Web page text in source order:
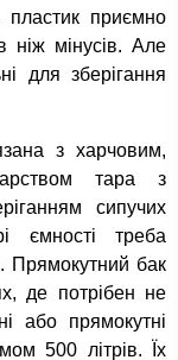
приємно
ніж мінусів. Але
для зберігання
з харчовим,
тара з
сипучих
ємності треба
Прямокутний бак
де потрібен не
або прямокутні
500 літрів. Їх